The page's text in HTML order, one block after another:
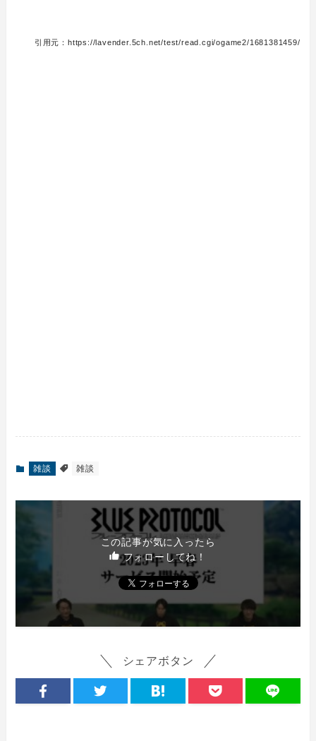
引用元：https://lavender.5ch.net/test/read.cgi/ogame2/1681381459/
雑談 雑談
この記事が気に入ったら
フォローしてね！
シェアボタン